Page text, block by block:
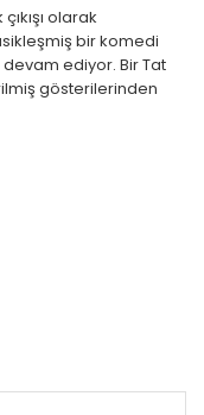
olarak
bir komedi
ediyor. Bir Tat
gösterilerinden